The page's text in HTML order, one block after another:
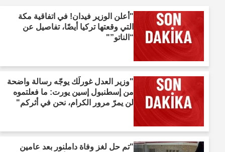
"أعلن الوزير فيدان! في اتفاقية مكة
التي وقعتها تركيا أيضًا، تفاصيل عن
“الناتو”"
"وزير العدل غورلَك يوجّه رسالة واضحة
من إسطنبول إسين يورت: ما فعلتموه
لن يمرّ مرور الكرام، نحن في أثركم"
"تم حل لغز وفاة داملنور بعد عامين